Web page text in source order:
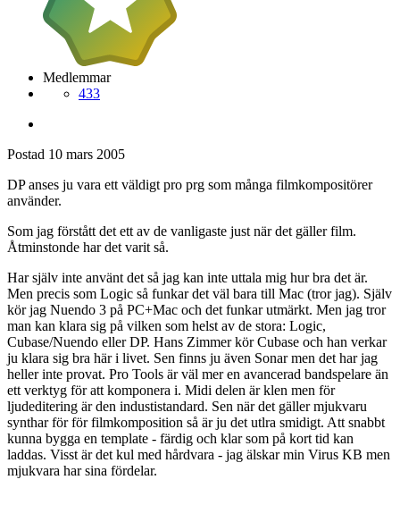
Medlemmar
433
Postad 10 mars 2005
DP anses ju vara ett väldigt pro prg som många filmkompositörer
använder.
Som jag förstått det ett av de vanligaste just när det gäller film.
Åtminstonde har det varit så.
Har själv inte använt det så jag kan inte uttala mig hur bra det är.
Men precis som Logic så funkar det väl bara till Mac (tror jag). Själv
kör jag Nuendo 3 på PC+Mac och det funkar utmärkt. Men jag tror
man kan klara sig på vilken som helst av de stora: Logic,
Cubase/Nuendo eller DP. Hans Zimmer kör Cubase och han verkar
ju klara sig bra här i livet. Sen finns ju även Sonar men det har jag
heller inte provat. Pro Tools är väl mer en avancerad bandspelare än
ett verktyg för att komponera i. Midi delen är klen men för
ljudeditering är den industistandard. Sen när det gäller mjukvaru
synthar för för filmkomposition så är ju det utlra smidigt. Att snabbt
kunna bygga en template - färdig och klar som på kort tid kan
laddas. Visst är det kul med hårdvara - jag älskar min Virus KB men
mjukvara har sina fördelar.